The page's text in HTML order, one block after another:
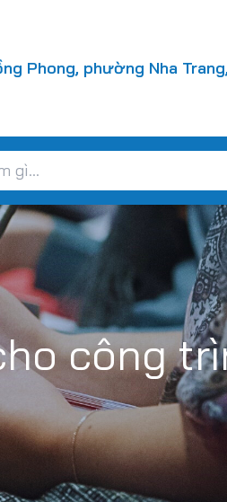
Phong, phường Nha
công